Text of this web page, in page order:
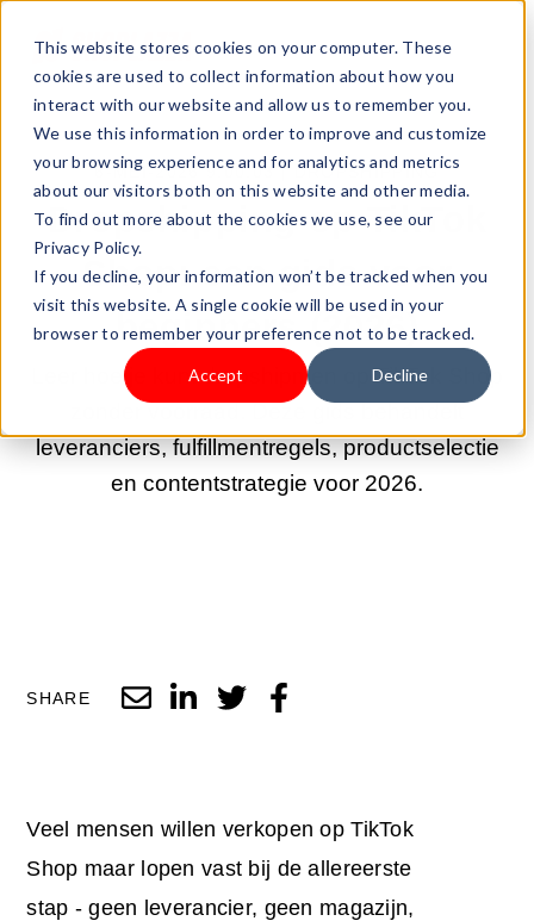
This website stores cookies on your computer. These
cookies are used to collect information about how you
interact with our website and allow us to remember you.
We use this information in order to improve and customize
your browsing experience and for analytics and metrics
about our visitors both on this website and other media.
To find out more about the cookies we use, see our
Privacy Policy.
If you decline, your information won’t be tracked when you
visit this website. A single cookie will be used in your
browser to remember your preference not to be tracked.
Accept Decline
6-MEI-2026 9:00:03 | DROPSHIPPING
Dropshipping op TikTok
Shop: een gids voor
beginners (2026)
Leer hoe je kunt dropshipmen op TikTok Shop
leveranciers, fulfillmentregels, productselectie
en contentstrategie voor 2026.
SHARE
Veel mensen willen verkopen op TikTok
Shop maar lopen vast bij de allereerste
stap - geen leverancier, geen magazijn,